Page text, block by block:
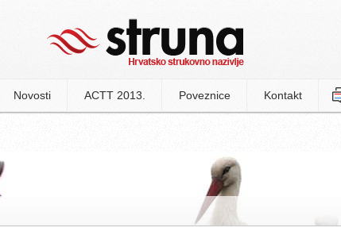
Novosti ACTT 2013. Poveznice Kontakt